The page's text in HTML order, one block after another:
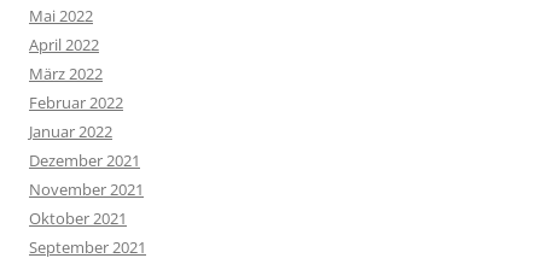
Mai 2022
April 2022
März 2022
Februar 2022
Januar 2022
Dezember 2021
November 2021
Oktober 2021
September 2021